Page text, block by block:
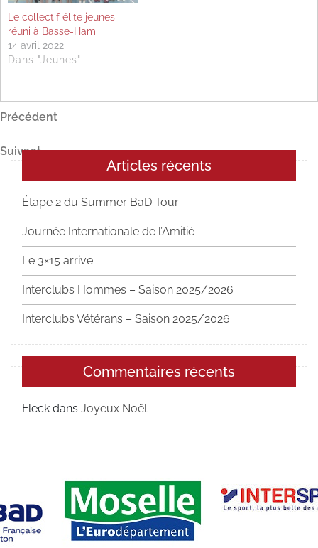
Le collectif élite jeunes
réuni à Basse-Ham
14 avril 2022
Dans "Jeunes"
Navigation
de
l’article
Article
Précédent
Article
suivant
Suivant
Articles récents
Étape 2 du Summer BaD Tour
Journée Internationale de l’Amitié
Le 3×15 arrive
Interclubs Hommes – Saison 2025/2026
Interclubs Vétérans – Saison 2025/2026
Commentaires récents
Fleck dans Joyeux Noël